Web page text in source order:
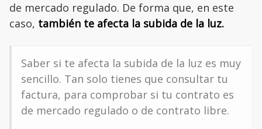
de mercado regulado. De forma que, en este
caso, también te afecta la subida de la luz.
Saber si te afecta la subida de la luz es muy
sencillo. Tan solo tienes que consultar tu
factura, para comprobar si tu contrato es
de mercado regulado o de contrato libre.